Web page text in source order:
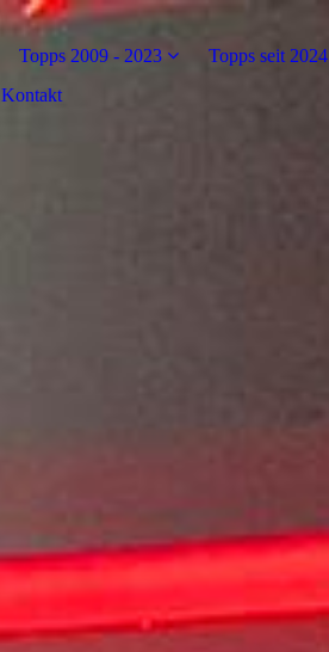
Topps 2009 - 2023
Topps seit 2024
Kontakt